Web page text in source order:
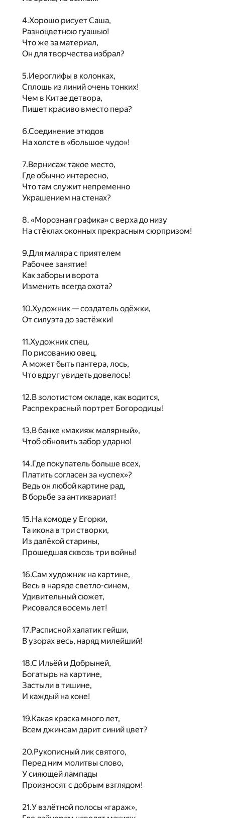
4.Хорошо рисует Саша,
Разноцветною гуашью!
Что же за материал,
Он для творчества избрал?
5.Иероглифы в колонках,
Сплошь из линий очень тонких!
Чем в Китае детвора,
Пишет красиво вместо пера?
6.Соединение этюдов
На холсте в «большое чудо»!
7.Вернисаж такое место,
Где обычно интересно,
Что там служит непременно
Украшением на стенах?
8. «Морозная графика» с верха до низу
На стёклах оконных прекрасным сюрпризом!
9.Для маляра с приятелем
Рабочее занятие!
Как заборы и ворота
Изменить всегда охота?
10.Художник — создатель одёжки,
От силуэта до застёжки!
11.Художник спец.
По рисованию овец,
А может быть пантера, лось,
Что вдруг увидеть довелось!
12.В золотистом окладе, как водится,
Распрекрасный портрет Богородицы!
13.В банке «макияж малярный»,
Чтоб обновить забор ударно!
14.Где покупатель больше всех,
Платить согласен за «успех»?
Ведь он любой картине рад,
В борьбе за антиквариат!
15.На комоде у Егорки,
Та икона в три створки,
Из далёкой старины,
Прошедшая сквозь три войны!
16.Сам художник на картине,
Весь в наряде светло-синем,
Удивительный сюжет,
Рисовался восемь лет!
17.Расписной халатик гейши,
В узорах весь, наряд милейший!
18.С Ильёй и Добрыней,
Богатырь на картине,
Застыли в тишине,
И каждый на коне!
19.Какая краска много лет,
Всем джинсам дарит синий цвет?
20.Рукописный лик святого,
Перед ним молитвы слово,
У сияющей лампады
Произносят с добрым взглядом!
21.У взлётной полосы «гараж»,